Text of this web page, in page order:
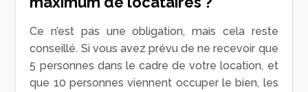
Ce n’est pas une obligation, mais cela reste
conseillé. Si vous avez prévu de ne recevoir que
5 personnes dans le cadre de votre location, et
que 10 personnes viennent occuper le bien, les